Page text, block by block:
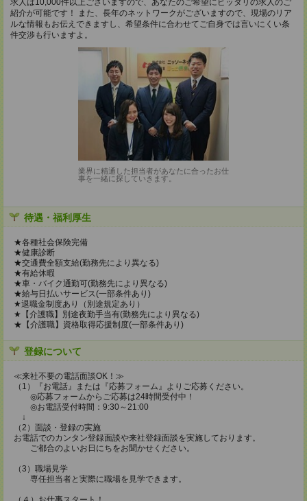
求人は10,000件以上ございますので、あなたのご希望にピッタリの求人のご
紹介が可能です！ また、長年のネットワークがございますので、現場のリア
ルな情報もお伝えできますし、希望条件に合わせてご自身では言いにくい条
件交渉も行いますよ。
業界に精通した担当者があなたに合ったお仕
事を一緒に探していきます。
待遇・福利厚生
★各種社会保険完備
★健康診断
★交通費全額支給(勤務先により異なる)
★有給休暇
★車・バイク通勤可(勤務先により異なる)
★給与日払いサービス(一部条件あり)
★退職金制度あり（別途規定あり）
★【介護職】別途夜勤手当有(勤務先により異なる)
★【介護職】資格取得応援制度(一部条件あり)
登録について
≪来社不要の電話面談OK！≫
（1）『お電話』または『応募フォーム』よりご応募ください。
◎応募フォームからご応募は24時間受付中！
◎お電話受付時間：9:30～21:00
↓
（2）面談・登録の実施
お電話でのカンタン登録面談や来社登録面談を実施しております。
ご都合のよいお日にちをお聞かせください。
（3）職場見学
専任担当者と実際に職場を見学できます。